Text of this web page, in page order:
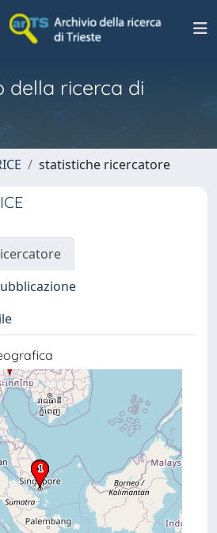
della ricerca di
statistiche ricercatore